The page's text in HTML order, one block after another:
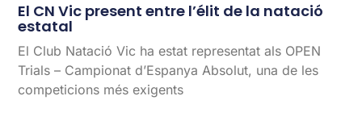
El CN Vic present entre l’élit de la natació
estatal
El Club Natació Vic ha estat representat als OPEN
Trials – Campionat d’Espanya Absolut, una de les
competicions més exigents